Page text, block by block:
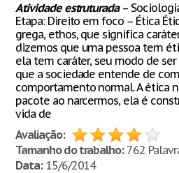
Atividade estruturada–
Etapa: Direito em foco – Ética
grega, ethos, que significa
dizemos que uma pessoa tem
ela tem caráter, seu modo de
que a sociedade entende de
comportamento normal. A ética
pacote ao narcermos, ela é
vida de
Avaliação:
Tamanho do trabalho:762
Data:15/6/2014